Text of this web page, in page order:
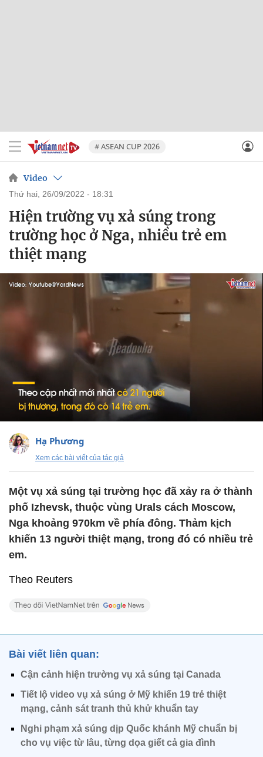
# ASEAN CUP 2026
Video
thứ hai, 26/09/2022 - 18:31
Hiện trường vụ xả súng trong
trường học ở Nga, nhiều trẻ em
thiệt mạng
Hạ Phương
Xem các bài viết của tác giả
Một vụ xả súng tại trường học đã xảy ra ở thành
phố Izhevsk, thuộc vùng Urals cách Moscow,
Nga khoảng 970km về phía đông. Thảm kịch
khiến 13 người thiệt mạng, trong đó có nhiều trẻ
em.
Theo Reuters
Bài viết liên quan:
Cận cảnh hiện trường vụ xả súng tại Canada
Tiết lộ video vụ xả súng ở Mỹ khiến 19 trẻ thiệt
mạng, cảnh sát tranh thủ khử khuẩn tay
Nghi phạm xả súng dịp Quốc khánh Mỹ chuẩn bị
cho vụ việc từ lâu, từng dọa giết cả gia đình